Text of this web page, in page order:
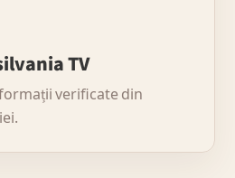
TV
verificate din